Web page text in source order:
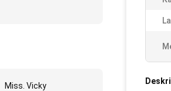
Miss. Vicky